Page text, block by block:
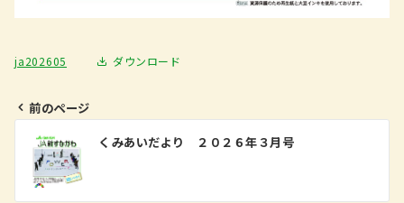
ja202605 ダウンロード
前のページ
くみあいだより ２０２６年３月号